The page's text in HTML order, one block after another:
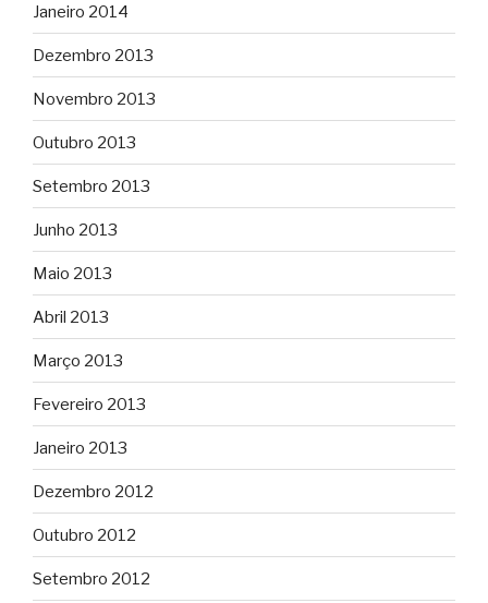
Janeiro 2014
Dezembro 2013
Novembro 2013
Outubro 2013
Setembro 2013
Junho 2013
Maio 2013
Abril 2013
Março 2013
Fevereiro 2013
Janeiro 2013
Dezembro 2012
Outubro 2012
Setembro 2012